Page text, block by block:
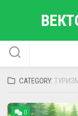
CATEGORY:
0